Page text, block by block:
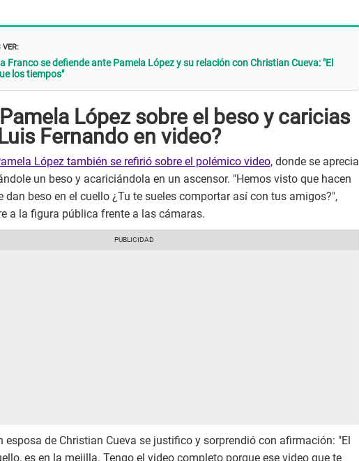
VER:
Franco se defiende ante Pamela López y su relación con Christian Cueva: "El
los tiempos"
López sobre el beso y caricias
Fernando en video?
López también se refirió sobre el polémico video, donde se aprecia
un beso y acariciándola en un ascensor. "Hemos visto que hacen
dan beso en el cuello ¿Tu te sueles comportar así con tus amigos?",
a la figura pública frente a las cámaras.
esposa de Christian Cueva se justifico y sorprendió con afirmación: "El
es en la mejilla. Tengo el video completo porque ese video que te